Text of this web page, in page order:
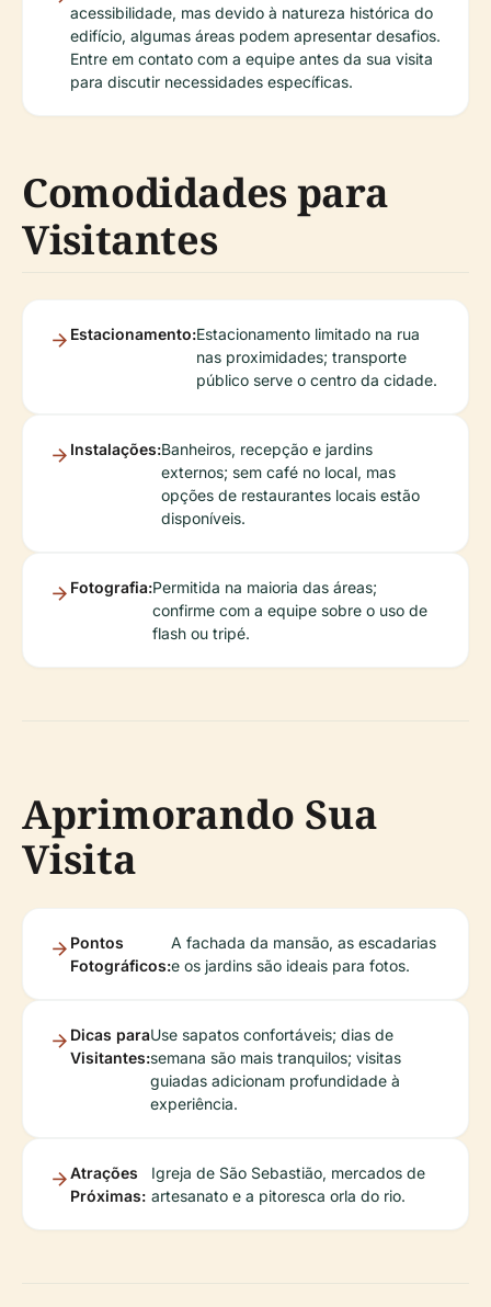
acessibilidade, mas devido à natureza histórica do
edifício, algumas áreas podem apresentar desafios.
Entre em contato com a equipe antes da sua visita
para discutir necessidades específicas.
Comodidades para
Visitantes
Estacionamento:Estacionamento limitado na rua
nas proximidades; transporte
público serve o centro da cidade.
Instalações:Banheiros, recepção e jardins
externos; sem café no local, mas
opções de restaurantes locais estão
disponíveis.
Fotografia:Permitida na maioria das áreas;
confirme com a equipe sobre o uso de
flash ou tripé.
Aprimorando Sua
Visita
Pontos
Fotográficos:
A fachada da mansão, as escadarias
e os jardins são ideais para fotos.
Dicas para
Visitantes:
Use sapatos confortáveis; dias de
semana são mais tranquilos; visitas
guiadas adicionam profundidade à
experiência.
Atrações
Próximas:
Igreja de São Sebastião, mercados de
artesanato e a pitoresca orla do rio.